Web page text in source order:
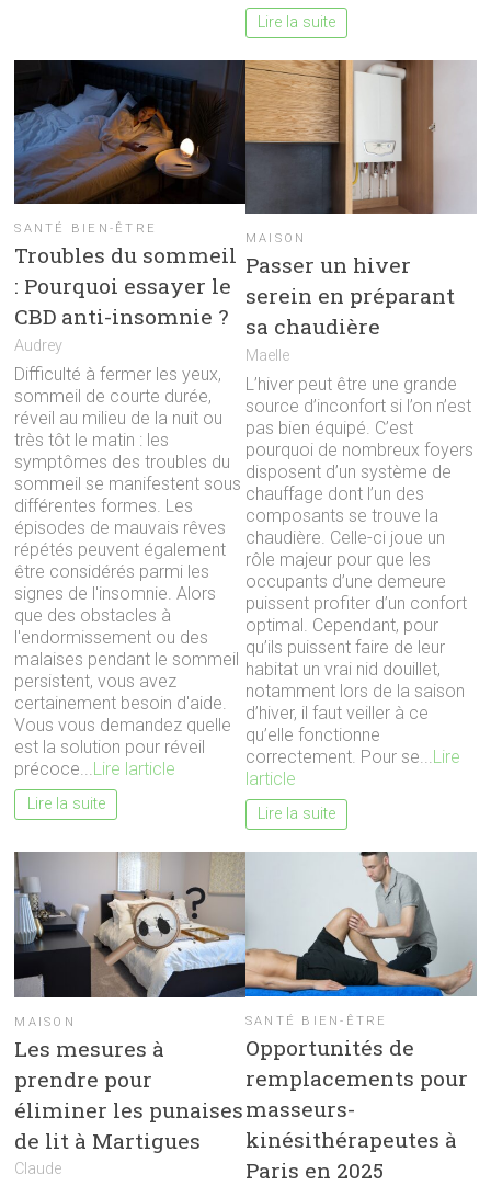
Lire la suite
SANTÉ BIEN-ÊTRE
Troubles du sommeil
: Pourquoi essayer le
CBD anti-insomnie ?
Audrey
Difficulté à fermer les yeux,
sommeil de courte durée,
réveil au milieu de la nuit ou
très tôt le matin : les
symptômes des troubles du
sommeil se manifestent sous
différentes formes. Les
épisodes de mauvais rêves
répétés peuvent également
être considérés parmi les
signes de l'insomnie. Alors
que des obstacles à
l'endormissement ou des
malaises pendant le sommeil
persistent, vous avez
certainement besoin d'aide.
Vous vous demandez quelle
est la solution pour réveil
précoce...Lire larticle
Lire la suite
MAISON
Passer un hiver
serein en préparant
sa chaudière
Maelle
L’hiver peut être une grande
source d’inconfort si l’on n’est
pas bien équipé. C’est
pourquoi de nombreux foyers
disposent d’un système de
chauffage dont l’un des
composants se trouve la
chaudière. Celle-ci joue un
rôle majeur pour que les
occupants d’une demeure
puissent profiter d’un confort
optimal. Cependant, pour
qu’ils puissent faire de leur
habitat un vrai nid douillet,
notamment lors de la saison
d’hiver, il faut veiller à ce
qu’elle fonctionne
correctement. Pour se...Lire
larticle
Lire la suite
MAISON
Les mesures à
prendre pour
éliminer les punaises
de lit à Martigues
Claude
SANTÉ BIEN-ÊTRE
Opportunités de
remplacements pour
masseurs-
kinésithérapeutes à
Paris en 2025